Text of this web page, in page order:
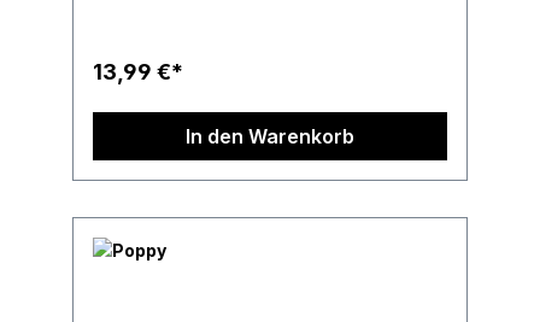
13,99 €*
In den Warenkorb